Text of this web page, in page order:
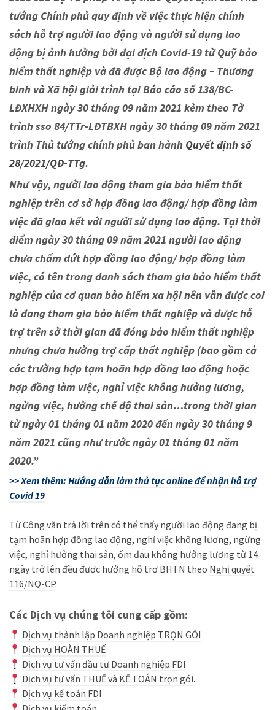
tướng Chính phủ quy định về việc thực hiện chính
sách hỗ trợ người lao động và người sử dụng lao
động bị ảnh hưởng bởi đại dịch Covid-19 từ Quỹ bảo
hiểm thất nghiệp và đã được Bộ lao động – Thương
binh và Xã hội giải trình tại Báo cáo số 138/BC-
LĐXHXH ngày 30 tháng 09 năm 2021 kèm theo Tờ
trình sso 84/TTr-LĐTBXH ngày 30 tháng 09 năm 2021
trình Thủ tướng chính phủ ban hành Quyết định số
28/2021/QĐ-TTg.
Như vậy, người lao động tham gia bảo hiểm thất
nghiệp trên cơ sở hợp đồng lao động/ hợp đồng làm
việc đã giao kết với người sử dụng lao động. Tại thời
điểm ngày 30 tháng 09 năm 2021 người lao động
chưa chấm dứt hợp đồng lao động/ hợp đồng làm
việc, có tên trong danh sách tham gia bảo hiểm thất
nghiệp của cơ quan bảo hiểm xa hội nên vẫn được coi
là đang tham gia bảo hiểm thất nghiệp và được hỗ
trợ trên sở thời gian đã đóng bảo hiểm thất nghiệp
nhưng chưa hưởng trợ cấp thất nghiệp (bao gồm cả
các trường hợp tạm hoãn hợp đồng lao động hoặc
hợp đồng làm việc, nghỉ việc không hưởng lương,
ngừng việc, hưởng chế độ thai sản…trong thời gian
từ ngày 01 tháng 01 năm 2020 đến ngày 30 tháng 9
năm 2021 cũng như trước ngày 01 tháng 01 năm
2020.”
>> Xem thêm: Hướng dẫn làm thủ tục online để nhận hỗ trợ
Covid 19
Từ Công văn trả lời trên có thể thấy người lao động đang bị
tạm hoãn hợp đồng lao động, nghỉ việc không lương, ngừng
việc, nghỉ hưởng thai sản, ốm đau không hưởng lương từ 14
ngày trở lên đều được hưởng hỗ trợ BHTN theo Nghị quyết
116/NQ-CP.
Các Dịch vụ chúng tôi cung cấp gồm:
Dịch vụ thành lập Doanh nghiệp TRỌN GÓI
Dịch vụ HOÀN THUẾ
Dịch vụ tư vấn đầu tư Doanh nghiệp FDI
Dịch vụ tư vấn THUẾ và KẾ TOÁN trọn gói.
Dịch vụ kế toán FDI